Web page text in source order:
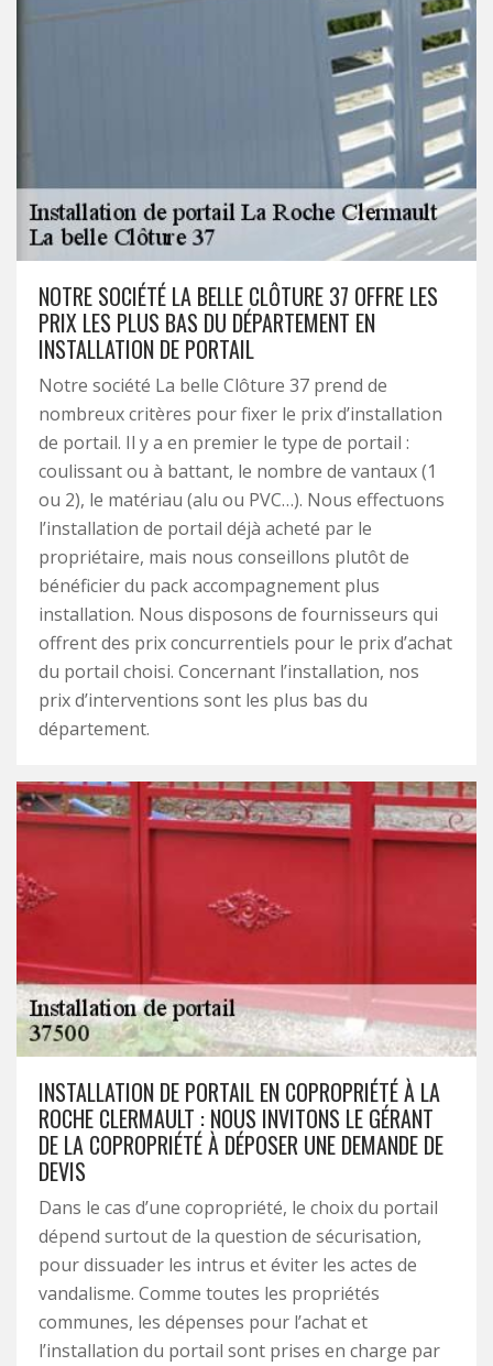
NOTRE SOCIÉTÉ LA BELLE CLÔTURE 37 OFFRE LES
PRIX LES PLUS BAS DU DÉPARTEMENT EN
INSTALLATION DE PORTAIL
Notre société La belle Clôture 37 prend de
nombreux critères pour fixer le prix d’installation
de portail. Il y a en premier le type de portail :
coulissant ou à battant, le nombre de vantaux (1
ou 2), le matériau (alu ou PVC…). Nous effectuons
l’installation de portail déjà acheté par le
propriétaire, mais nous conseillons plutôt de
bénéficier du pack accompagnement plus
installation. Nous disposons de fournisseurs qui
offrent des prix concurrentiels pour le prix d’achat
du portail choisi. Concernant l’installation, nos
prix d’interventions sont les plus bas du
département.
INSTALLATION DE PORTAIL EN COPROPRIÉTÉ À LA
ROCHE CLERMAULT : NOUS INVITONS LE GÉRANT
DE LA COPROPRIÉTÉ À DÉPOSER UNE DEMANDE DE
DEVIS
Dans le cas d’une copropriété, le choix du portail
dépend surtout de la question de sécurisation,
pour dissuader les intrus et éviter les actes de
vandalisme. Comme toutes les propriétés
communes, les dépenses pour l’achat et
l’installation du portail sont prises en charge par